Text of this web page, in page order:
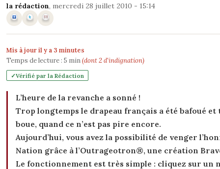
la rédaction, mercredi 28 juillet 2010 - 15:14
Mis à jour il y a 3 minutes
Temps de lecture : 5 min(dont 2 d'indignation)
Vérifié par la Rédaction
L’heure de la revanche a sonné !
Trop longtemps le drapeau français a été bafoué et
boue, quand ce n’est pas pire encore.
Aujourd’hui, vous avez la possibilité de venger
Nation grâce à l’Outrageotron®, une création
Le fonctionnement est très simple : cliquez sur un